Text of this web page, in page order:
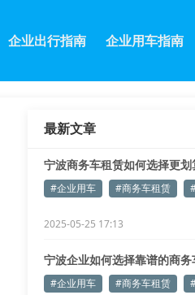
企业出行指南 企业用车指南
最新文章
宁波商务车租赁如何选择更划
#企业用车 #商务车租赁
2025-05-25 17:13
宁波企业如何选择靠谱的商务
#企业用车 #商务车租赁